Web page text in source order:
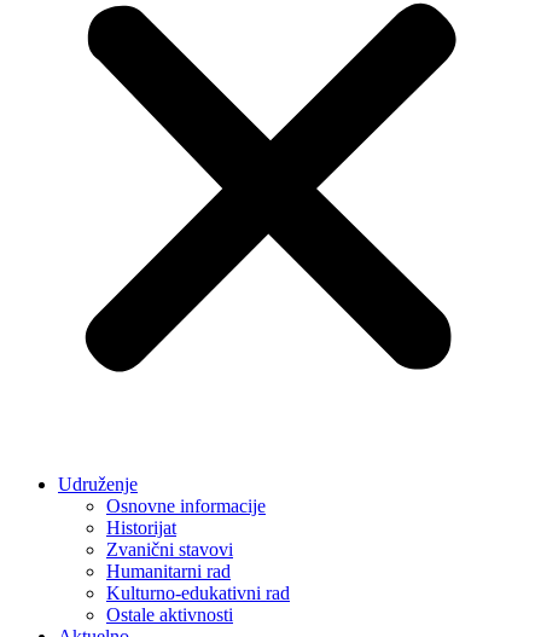
Udruženje
Osnovne informacije
Historijat
Zvanični stavovi
Humanitarni rad
Kulturno-edukativni rad
Ostale aktivnosti